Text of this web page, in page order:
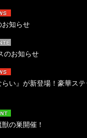
お知らせ
のお知らせ
らい』が新登場！豪華ス
の巣開催！